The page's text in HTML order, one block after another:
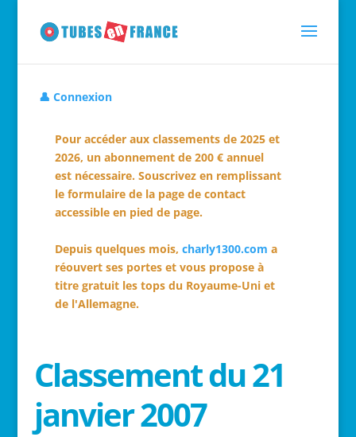
👤 Connexion
Pour accéder aux classements de 2025 et
2026, un abonnement de 200 € annuel
est nécessaire. Souscrivez en remplissant
le formulaire de la page de contact
accessible en pied de page.
Depuis quelques mois, charly1300.com a
réouvert ses portes et vous propose à
titre gratuit les tops du Royaume-Uni et
de l'Allemagne.
Classement du 21
janvier 2007